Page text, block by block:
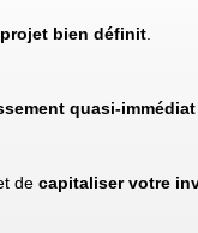
projet bien définit.
quasi-immédiat
de capitaliser votre